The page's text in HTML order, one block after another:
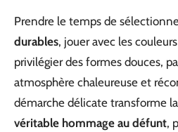
Prendre le temps de
durables, jouer avec les
privilégier des formes douces,
atmosphère chaleureuse et
démarche délicate transforme
véritable hommage au défunt,